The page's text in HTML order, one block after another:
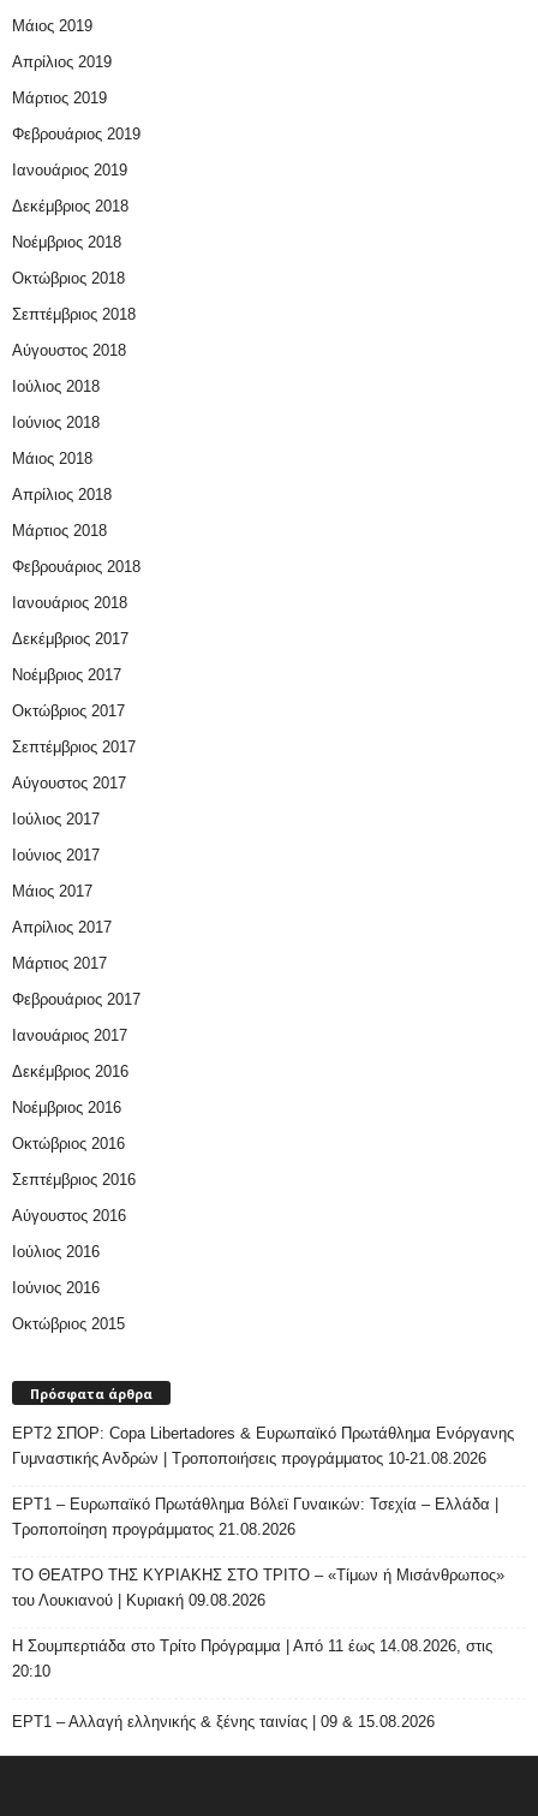
Μάιος 2019
Απρίλιος 2019
Μάρτιος 2019
Φεβρουάριος 2019
Ιανουάριος 2019
Δεκέμβριος 2018
Νοέμβριος 2018
Οκτώβριος 2018
Σεπτέμβριος 2018
Αύγουστος 2018
Ιούλιος 2018
Ιούνιος 2018
Μάιος 2018
Απρίλιος 2018
Μάρτιος 2018
Φεβρουάριος 2018
Ιανουάριος 2018
Δεκέμβριος 2017
Νοέμβριος 2017
Οκτώβριος 2017
Σεπτέμβριος 2017
Αύγουστος 2017
Ιούλιος 2017
Ιούνιος 2017
Μάιος 2017
Απρίλιος 2017
Μάρτιος 2017
Φεβρουάριος 2017
Ιανουάριος 2017
Δεκέμβριος 2016
Νοέμβριος 2016
Οκτώβριος 2016
Σεπτέμβριος 2016
Αύγουστος 2016
Ιούλιος 2016
Ιούνιος 2016
Οκτώβριος 2015
Πρόσφατα άρθρα
ΕΡΤ2 ΣΠΟΡ: Copa Libertadores & Ευρωπαϊκό Πρωτάθλημα Ενόργανης
Γυμναστικής Ανδρών | Τροποποιήσεις προγράμματος 10-21.08.2026
ΕΡΤ1 – Ευρωπαϊκό Πρωτάθλημα Βόλεϊ Γυναικών: Τσεχία – Ελλάδα |
Τροποποίηση προγράμματος 21.08.2026
ΤΟ ΘΕΑΤΡΟ ΤΗΣ ΚΥΡΙΑΚΗΣ ΣΤΟ ΤΡΙΤΟ – «Τίμων ή Μισάνθρωπος»
του Λουκιανού | Κυριακή 09.08.2026
H Σουμπερτιάδα στο Τρίτο Πρόγραμμα | Από 11 έως 14.08.2026, στις
20:10
ΕΡΤ1 – Αλλαγή ελληνικής & ξένης ταινίας | 09 & 15.08.2026